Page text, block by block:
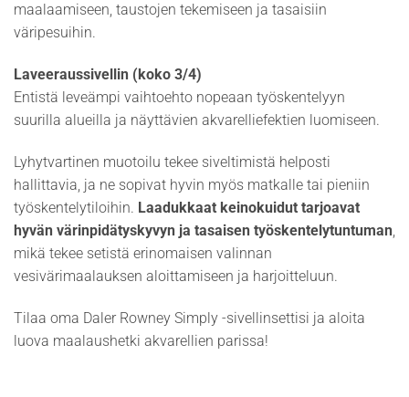
maalaamiseen, taustojen tekemiseen ja tasaisiin
väripesuihin.
Laveeraussivellin (koko 3/4)
Entistä leveämpi vaihtoehto nopeaan työskentelyyn
suurilla alueilla ja näyttävien akvarelliefektien luomiseen.
Lyhytvartinen muotoilu tekee siveltimistä helposti
hallittavia, ja ne sopivat hyvin myös matkalle tai pieniin
työskentelytiloihin. Laadukkaat keinokuidut tarjoavat
hyvän värinpidätyskyvyn ja tasaisen työskentelytuntuman,
mikä tekee setistä erinomaisen valinnan
vesivärimaalauksen aloittamiseen ja harjoitteluun.
Tilaa oma Daler Rowney Simply -sivellinsettisi ja aloita
luova maalaushetki akvarellien parissa!